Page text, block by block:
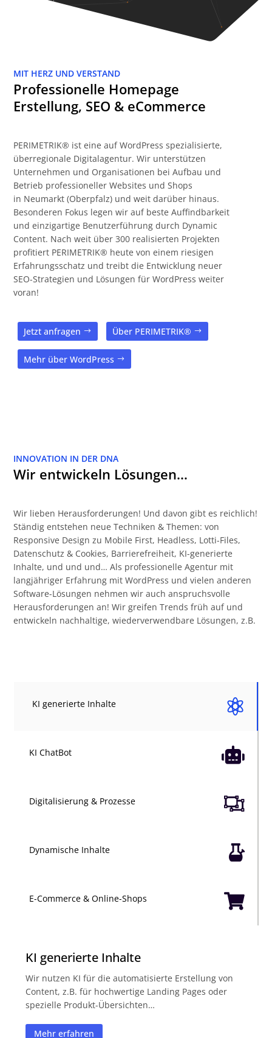
MIT HERZ UND VERSTAND
Professionelle Homepage
Erstellung, SEO & eCommerce
PERIMETRIK® ist eine auf WordPress spezialisierte,
überregionale Digitalagentur. Wir unterstützen
Unternehmen und Organisationen bei Aufbau und
Betrieb professioneller Websites und Shops
in Neumarkt (Oberpfalz) und weit darüber hinaus.
Besonderen Fokus legen wir auf beste Auffindbarkeit
und einzigartige Benutzerführung durch Dynamic
Content. Nach weit über 300 realisierten Projekten
profitiert PERIMETRIK® heute von einem riesigen
Erfahrungsschatz und treibt die Entwicklung neuer
SEO-Strategien und Lösungen für WordPress weiter
voran!
Jetzt anfragen Über PERIMETRIK®
Mehr über WordPress
INNOVATION IN DER DNA
Wir entwickeln Lösungen…
Wir lieben Herausforderungen! Und davon gibt es reichlich!
Ständig entstehen neue Techniken & Themen: von
Responsive Design zu Mobile First, Headless, Lotti-Files,
Datenschutz & Cookies, Barrierefreiheit, KI-generierte
Inhalte, und und und… Als professionelle Agentur mit
langjähriger Erfahrung mit WordPress und vielen anderen
Software-Lösungen nehmen wir auch anspruchsvolle
Herausforderungen an! Wir greifen Trends früh auf und
entwickeln nachhaltige, wiederverwendbare Lösungen, z.B.

KI generierte Inhalte

KI ChatBot

Digitalisierung & Prozesse

Dynamische Inhalte

E-Commerce & Online-Shops
KI generierte Inhalte
Wir nutzen KI für die automatisierte Erstellung von
Content, z.B. für hochwertige Landing Pages oder
spezielle Produkt-Übersichten…
Mehr erfahren